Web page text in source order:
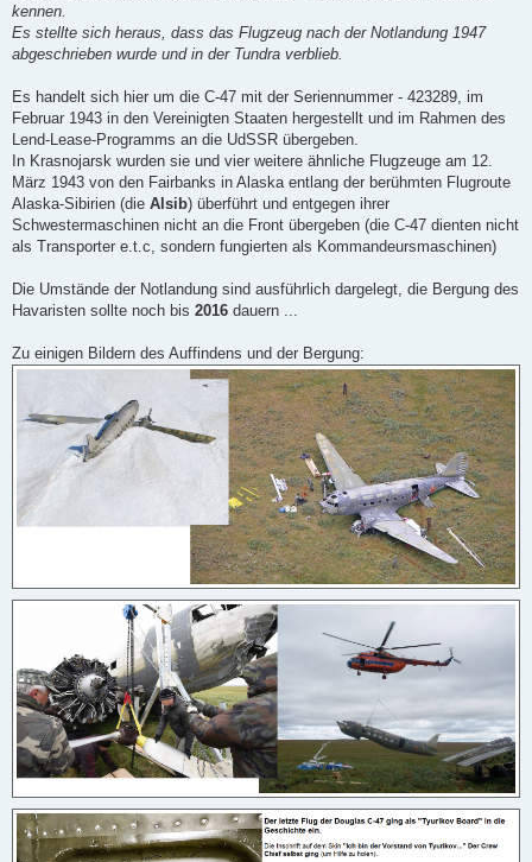
kennen.
Es stellte sich heraus, dass das Flugzeug nach der Notlandung 1947
abgeschrieben wurde und in der Tundra verblieb.
Es handelt sich hier um die C-47 mit der Seriennummer - 423289, im
Februar 1943 in den Vereinigten Staaten hergestellt und im Rahmen des
Lend-Lease-Programms an die UdSSR übergeben.
In Krasnojarsk wurden sie und vier weitere ähnliche Flugzeuge am 12.
März 1943 von den Fairbanks in Alaska entlang der berühmten Flugroute
Alaska-Sibirien (die Alsib) überführt und entgegen ihrer
Schwestermaschinen nicht an die Front übergeben (die C-47 dienten nicht
als Transporter e.t.c, sondern fungierten als Kommandeursmaschinen)
Die Umstände der Notlandung sind ausführlich dargelegt, die Bergung des
Havaristen sollte noch bis 2016 dauern ...
Zu einigen Bildern des Auffindens und der Bergung: